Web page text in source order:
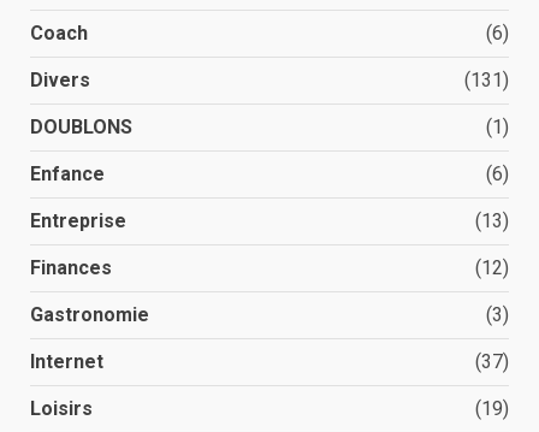
Coach (6)
Divers (131)
DOUBLONS (1)
Enfance (6)
Entreprise (13)
Finances (12)
Gastronomie (3)
Internet (37)
Loisirs (19)